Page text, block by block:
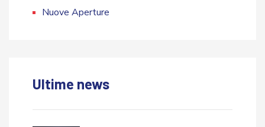
Nuove Aperture
Ultime news